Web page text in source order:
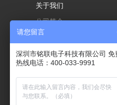
关于我们
公司简介
企业文化
组织架构
公司实景
请您留言
深圳市铭联电子科技有限公司 免
热线电话：400-033-9991